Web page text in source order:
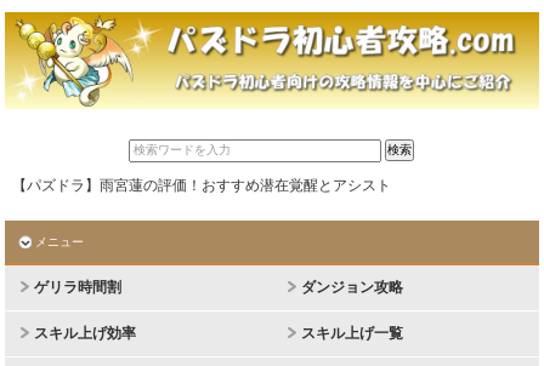
【パズドラ】雨宮蓮の評価！おすすめ潜在覚醒とアシスト
メニュー
ゲリラ時間割 ダンジョン攻略
スキル上げ効率 スキル上げ一覧